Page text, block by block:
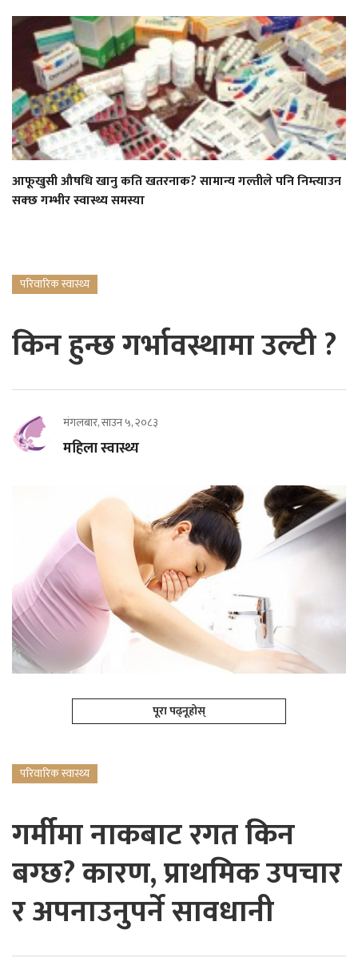
आफूखुसी औषधि खानु कति खतरनाक? सामान्य गल्तीले पनि निम्त्याउन
सक्छ गम्भीर स्वास्थ्य समस्या
परिवारिक स्वास्थ्य
किन हुन्छ गर्भावस्थामा उल्टी ?
मंगलबार, साउन ५, २०८३
महिला स्वास्थ्य
पूरा पढ्नूहोस्
परिवारिक स्वास्थ्य
गर्मीमा नाकबाट रगत किन
बग्छ? कारण, प्राथमिक उपचार
र अपनाउनुपर्ने सावधानी